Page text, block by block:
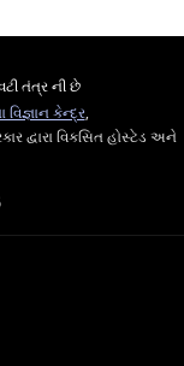
તંત્ર ની છે
કેન્દ્ર,
દ્વારા વિકસિત હોસ્ટેડ અને